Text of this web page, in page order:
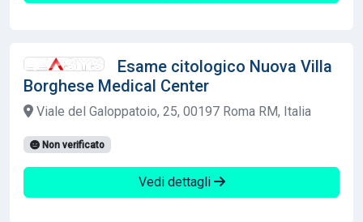
Esame citologico Nuova Villa
Borghese Medical Center
Viale del Galoppatoio, 25, 00197 Roma RM, Italia
Non verificato
Vedi dettagli